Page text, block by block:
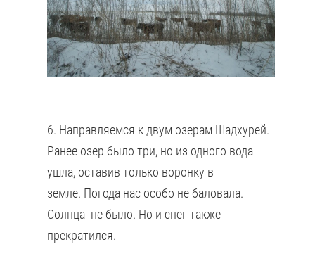
6. Направляемся к двум озерам Шадхурей.
Ранее озер было три, но из одного вода
ушла, оставив только воронку в
земле. Погода нас особо не баловала.
Солнца не было. Но и снег также
прекратился.